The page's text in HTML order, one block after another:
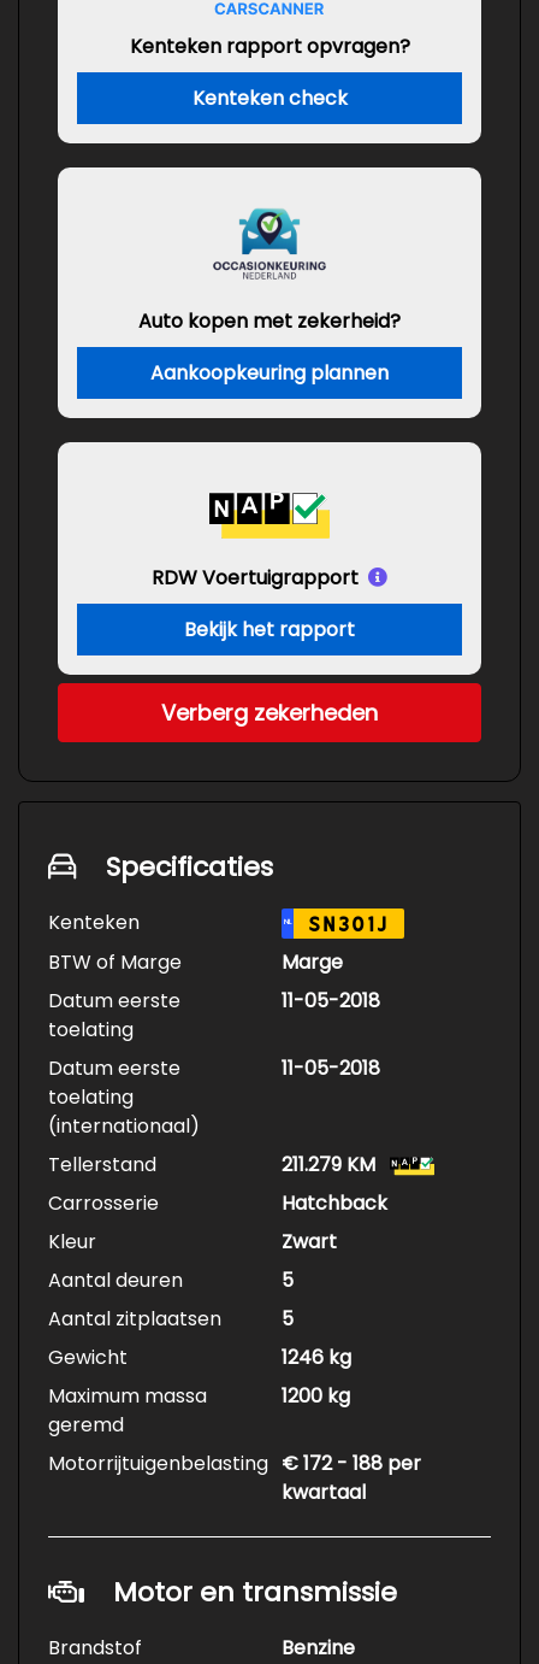
Kenteken rapport opvragen?
Kenteken check
Auto kopen met zekerheid?
Aankoopkeuring plannen
RDW Voertuigrapport
Bekijk het rapport
Verberg zekerheden
Specificaties
Kenteken NL SN301J
BTW of Marge
Marge
Datum eerste
toelating
11-05-2018
Datum eerste
toelating
(internationaal)
11-05-2018
Tellerstand
211.279 KM
Carrosserie
Hatchback
Kleur
Zwart
Aantal deuren
5
Aantal zitplaatsen
5
Gewicht
1246 kg
Maximum massa
geremd
1200 kg
Motorrijtuigenbelasting € 172 - 188 per
kwartaal
Motor en transmissie
Brandstof
Benzine